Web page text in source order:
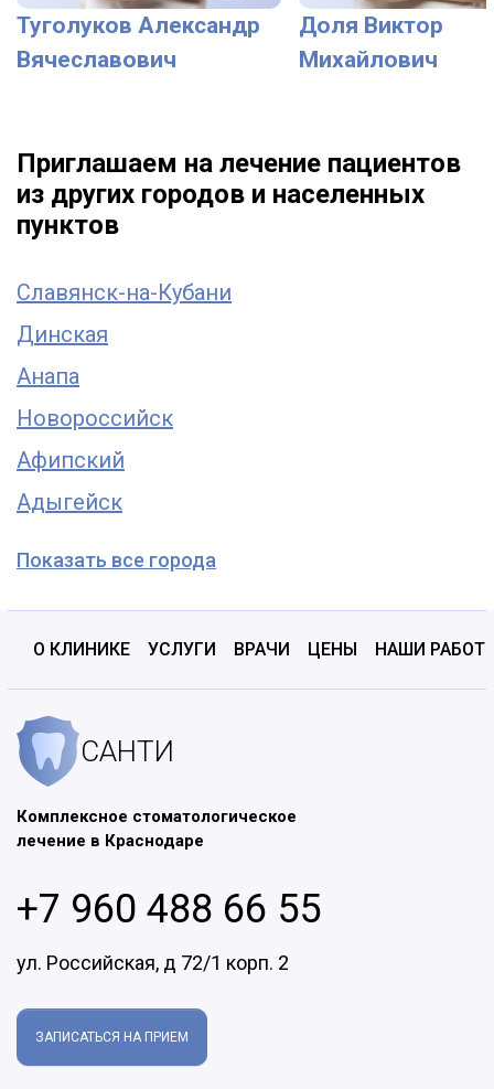
Туголуков Александр
Вячеславович
Доля Виктор
Михайлович
Приглашаем на лечение пациентов
из других городов и населенных
пунктов
Славянск-на-Кубани
Динская
Анапа
Новороссийск
Афипский
Адыгейск
Показать все города
О КЛИНИКЕ УСЛУГИ ВРАЧИ ЦЕНЫ НАШИ
САНТИ
Комплексное стоматологическое
лечение в Краснодаре
+7 960 488 66 55
ул. Российская, д 72/1 корп. 2
ЗАПИСАТЬСЯ НА ПРИЕМ